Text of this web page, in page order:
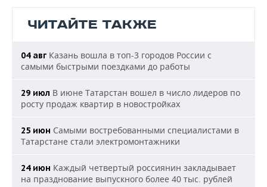
ЧИТАЙТЕ ТАКЖЕ
04 авг Казань вошла в топ-3 городов России с
самыми быстрыми поездками до работы
29 июл В июне Татарстан вошел в число лидеров по
росту продаж квартир в новостройках
25 июн Самыми востребованными специалистами в
Татарстане стали электромонтажники
24 июн Каждый четвертый россиянин закладывает
на празднование выпускного более 40 тыс. рублей